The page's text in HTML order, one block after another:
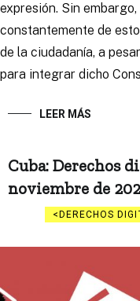
expresión. Sin
constantemente de
de la ciudadanía, a
para integrar dicho
LEER MÁS
Cuba: Derechos
noviembre de
DERECHOS